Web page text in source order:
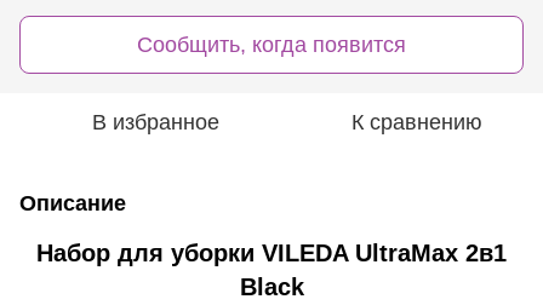
Сообщить, когда появится
В избранное К сравнению
Описание
Набор для уборки VILEDA UltraMax 2в1
Black